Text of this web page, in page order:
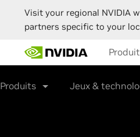
Visit your regional NVIDIA
partners specific to your
Produits Jeux &